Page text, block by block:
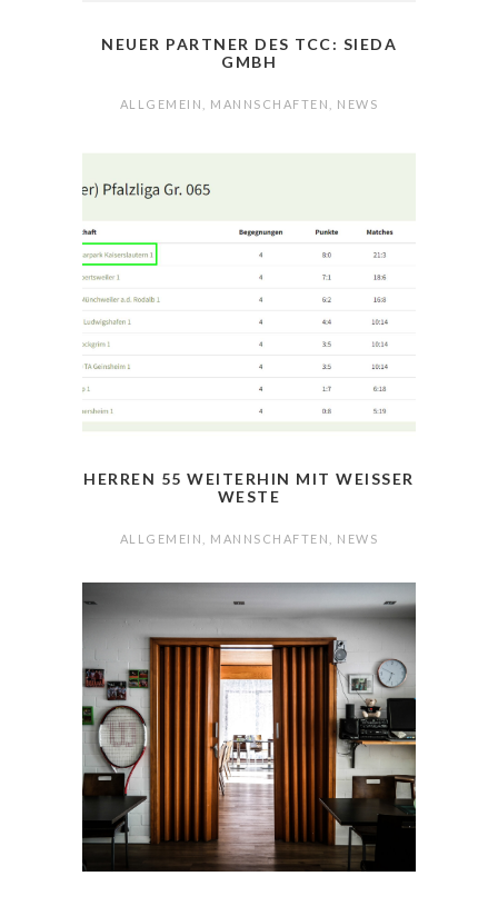
NEUER PARTNER DES TCC: SIEDA
GMBH
ALLGEMEIN MANNSCHAFTEN NEWS
HERREN 55 WEITERHIN MIT WEISSER W
ESTE
ALLGEMEIN MANNSCHAFTEN NEWS